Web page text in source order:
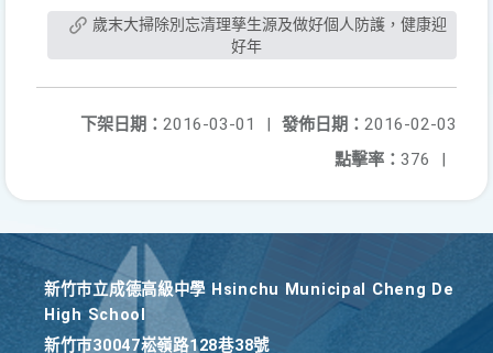
好年
發佈日期： 2016-02-03
下架日期： 2016-03-01
|
點擊率： 376 |
新竹巿立成德高級中學 Hsinchu Municipal Cheng De
High School
新竹巿30047崧嶺路128巷38號